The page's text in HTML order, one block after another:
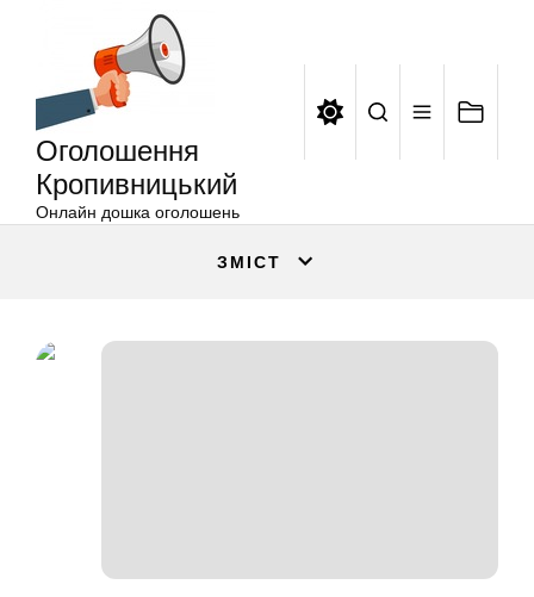
Оголошення
Кропивницький
Онлайн дошка оголошень
ЗМІСТ